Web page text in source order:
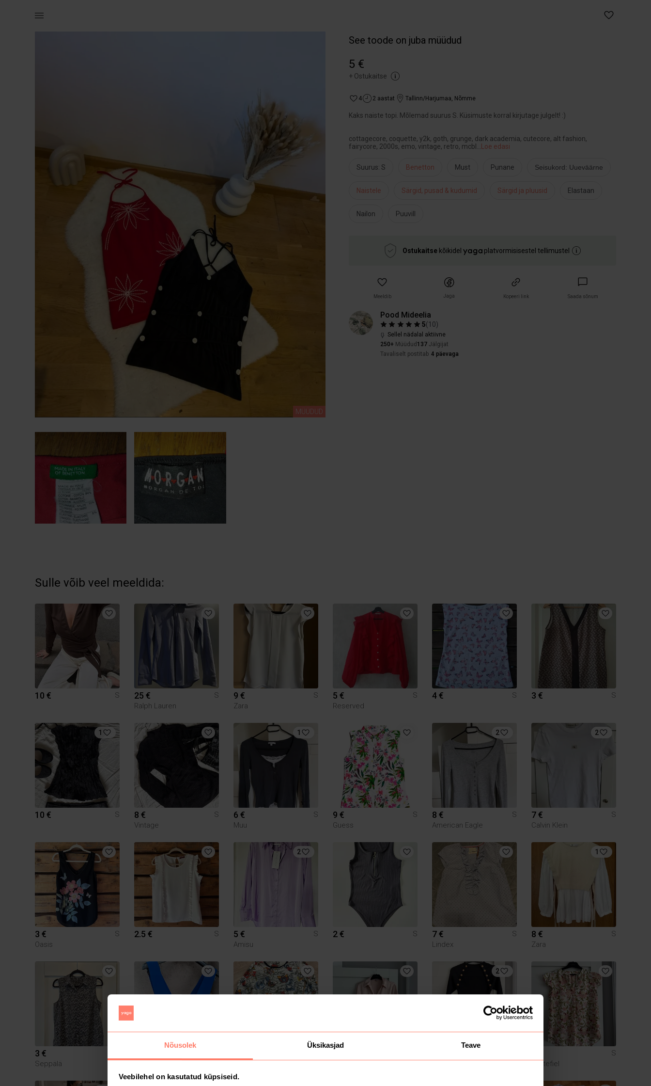
Nõusolek Üksikasjad Teave
Veebilehel on kasutatud küpsiseid.
MÜÜDUD
See toode on juba müüdud
5 €
+ Ostukaitse
4 2 aastat Tallinn/Harjumaa, Nõmme
Kaks naiste topi. Mõlemad suurus S. Küsimuste korral kirjutage julgelt! :)
cottagecore, coquette, y2k, goth, grunge, dark academia, cutecore, alt fashion,
fairycore, 2000s, emo, vintage, retro, mcbl
Loe edasi
Suurus: S Benetton Must Punane Seisukord: Uueväärne
Naistele Särgid, pusad & kudumid Särgid ja pluusid Elastaan
Nailon Puuvill
Ostukaitse kõikidel platvormisisestel tellimustel
Meeldib Jaga Kopeeri link Saada sõnum
Pood Mideelia
5(10)
Sellel nädalal aktiivne
250+ Müüdud 137 Jälgijat
Tavaliselt postitab 4 päevaga
Sulle võib veel meeldida:
10 € S 25 €
S
Ralph Lauren
9 €
S
Zara
5 €
S
Reserved
4 € S 3 € S
1
10 € S 8 €
S
Vintage
1
6 €
S
Muu
9 €
S
Guess
2
8 €
S
American Eagle
2
7 €
S
Calvin Klein
3 €
S
Oasis
2.5 € S
2
5 €
S
Amisu
2 € S 7 €
S
Lindex
1
8 €
S
Zara
3 €
Seppälä
2
S
Cortefiel